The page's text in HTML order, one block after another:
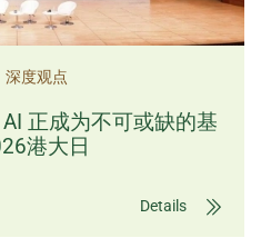
深度观点
正成为不可或缺的基
港大日
Details